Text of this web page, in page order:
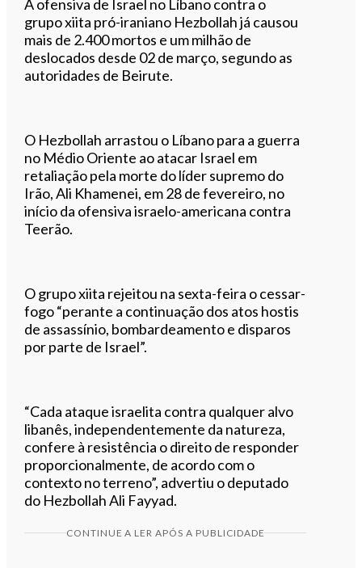
A ofensiva de Israel no Líbano contra o
grupo xiita pró-iraniano Hezbollah já causou
mais de 2.400 mortos e um milhão de
deslocados desde 02 de março, segundo as
autoridades de Beirute.
O Hezbollah arrastou o Líbano para a guerra
no Médio Oriente ao atacar Israel em
retaliação pela morte do líder supremo do
Irão, Ali Khamenei, em 28 de fevereiro, no
início da ofensiva israelo-americana contra
Teerão.
O grupo xiita rejeitou na sexta-feira o cessar-
fogo “perante a continuação dos atos hostis
de assassínio, bombardeamento e disparos
por parte de Israel”.
“Cada ataque israelita contra qualquer alvo
libanês, independentemente da natureza,
confere à resistência o direito de responder
proporcionalmente, de acordo com o
contexto no terreno”, advertiu o deputado
do Hezbollah Ali Fayyad.
CONTINUE A LER APÓS A PUBLICIDADE